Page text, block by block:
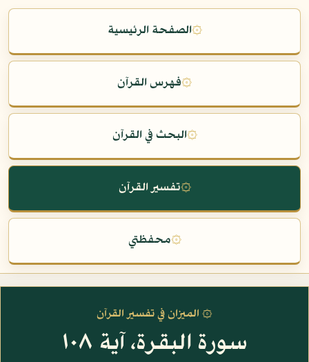
۞الصفحة الرئيسية
۞فهرس القرآن
۞البحث في القرآن
۞تفسير القرآن
۞محفظتي
۞ الميزان في تفسير القرآن
سورة البقرة، آية ١٠٨